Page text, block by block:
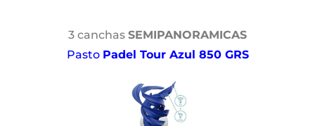
3 canchas SEMIPANORAMICAS
Pasto Padel Tour Azul 850 GRS